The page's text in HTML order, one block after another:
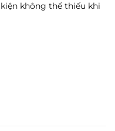
không thể thiếu khi